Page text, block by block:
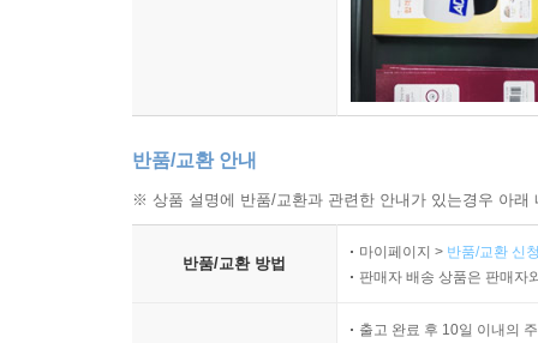
반품/교환 안내
※ 상품 설명에 반품/교환과 관련한 안내가 있는경우 아
반품/교환 방법
마이페이지 > 반품/교환 신
판매자 배송 상품은 판매자
출고 완료 후 10일 이내의